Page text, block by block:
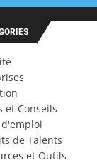
et Conseils
de Talents
et Outils